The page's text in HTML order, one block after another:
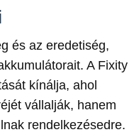
és az eredetiség,
A Fixity
kínálja, ahol
vállalják, hanem
rendelkezésedre.